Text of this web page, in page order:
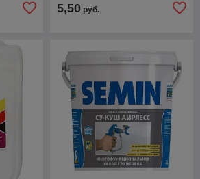
5,50 руб.